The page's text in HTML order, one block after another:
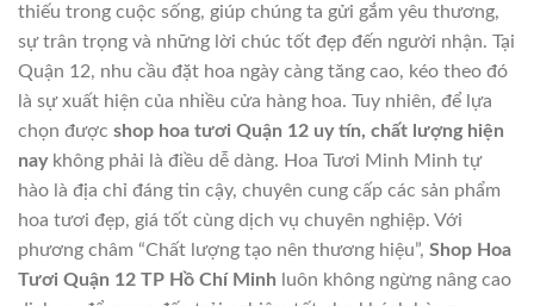
thiếu trong cuộc sống, giúp chúng ta gửi gắm yêu thương,
sự trân trọng và những lời chúc tốt đẹp đến người nhận. Tại
Quận 12, nhu cầu đặt hoa ngày càng tăng cao, kéo theo đó
là sự xuất hiện của nhiều cửa hàng hoa. Tuy nhiên, để lựa
chọn được shop hoa tươi Quận 12 uy tín, chất lượng hiện
naykhông phải là điều dễ dàng. Hoa Tươi Minh Minh tự
hào là địa chỉ đáng tin cậy, chuyên cung cấp các sản phẩm
hoa tươi đẹp, giá tốt cùng dịch vụ chuyên nghiệp. Với
phương châm “Chất lượng tạo nên thương hiệu”, Shop Hoa
Tươi Quận 12 TP Hồ Chí Minh luôn không ngừng nâng cao